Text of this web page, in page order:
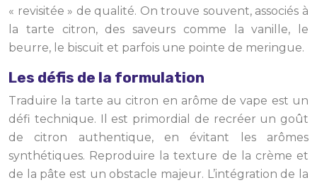
« revisitée » de qualité. On trouve souvent, associés à
la tarte citron, des saveurs comme la vanille, le
beurre, le biscuit et parfois une pointe de meringue.
Les défis de la formulation
Traduire la tarte au citron en arôme de vape est un
défi technique. Il est primordial de recréer un goût
de citron authentique, en évitant les arômes
synthétiques. Reproduire la texture de la crème et
de la pâte est un obstacle majeur. L’intégration de la